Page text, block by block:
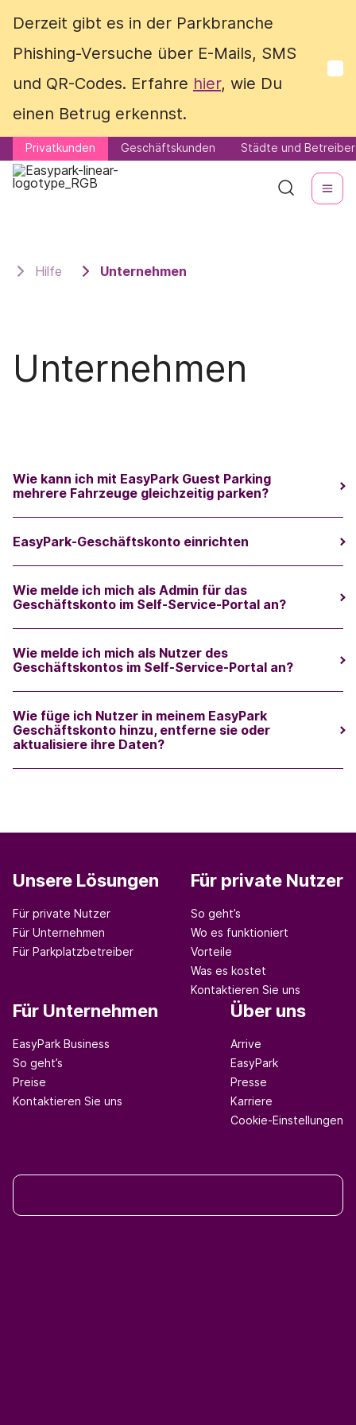
Derzeit gibt es in der Parkbranche
Phishing-Versuche über E-Mails, SMS
und QR-Codes. Erfahre hier, wie Du
einen Betrug erkennst.
Privatkunden Geschäftskunden Städte und Betreiber
Derzeit gibt es in der Parkbranche
Phishing-Versuche über E-Mails, SMS
und QR-Codes. Erfahre hier, wie Du
einen Betrug erkennst.
Privatkunden Geschäftskunden Städte und Betreiber
Hilfe Unternehmen
Unternehmen
Wie kann ich mit EasyPark Guest Parking
mehrere Fahrzeuge gleichzeitig parken?
EasyPark-Geschäftskonto einrichten
Wie melde ich mich als Admin für das
Geschäftskonto im Self-Service-Portal an?
Wie melde ich mich als Nutzer des
Geschäftskontos im Self-Service-Portal an?
Wie füge ich Nutzer in meinem EasyPark
Geschäftskonto hinzu, entferne sie oder
aktualisiere ihre Daten?
Unsere Lösungen
Für private Nutzer
Für Unternehmen
Für Parkplatzbetreiber
Für private Nutzer
So geht’s
Wo es funktioniert
Vorteile
Was es kostet
Kontaktieren Sie uns
Für Unternehmen
EasyPark Business
So geht’s
Preise
Kontaktieren Sie uns
Über uns
Arrive
EasyPark
Presse
Karriere
Cookie-Einstellungen